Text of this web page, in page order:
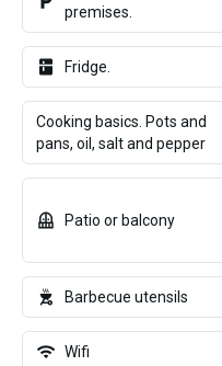
premises.
Fridge.
Cooking basics. Pots and
pans, oil, salt and pepper
Patio or balcony
Barbecue utensils
Wifi